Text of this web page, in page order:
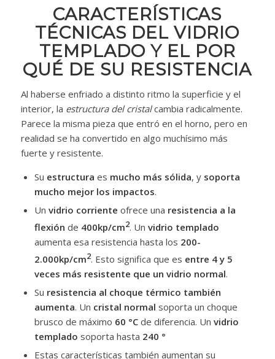
CARACTERÍSTICAS
TÉCNICAS DEL VIDRIO
TEMPLADO Y EL POR
QUÉ DE SU RESISTENCIA
Al haberse enfriado a distinto ritmo la superficie y el
interior, la estructura del cristalcambia radicalmente.
Parece la misma pieza que entró en el horno, pero en
realidad se ha convertido en algo muchísimo más
fuerte y resistente.
Su estructura es mucho más sólida, y soporta
mucho mejor los impactos.
Un vidrio corriente ofrece una resistencia a la
flexión de 400kp/cm2. Un vidrio templado
aumenta esa resistencia hasta los 200-
2.000kp/cm2. Esto significa que es entre 4 y 5
veces más resistente que un vidrio normal.
Su resistencia al choque térmico también
aumenta. Un cristal normal soporta un choque
brusco de máximo 60 °Cde diferencia. Un vidrio
templado soporta hasta 240 °
Estas características también aumentan su